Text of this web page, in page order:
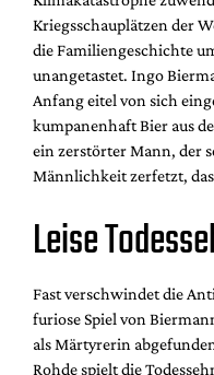
Kriegsschauplätzen der
die Familiengeschichte
unangetastet. Ingo
Anfang eitel von sich
kumpanenhaft Bier aus
ein zerstörter Mann, der
Männlichkeit zerfetzt,
Leise
Fast verschwindet die
furiose Spiel von
als Märtyrerin
Rohde spielt die